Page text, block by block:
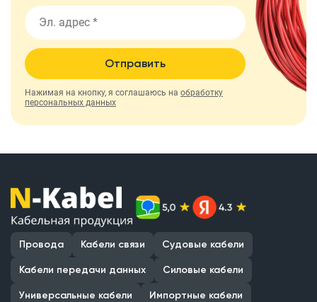
Отправить
Нажимая на кнопку, я соглашаюсь на обработку
персональных данных
Провода Кабели связи Судовые кабели
Кабели передачи данных Силовые кабели
Универсальные кабели Импортные кабели